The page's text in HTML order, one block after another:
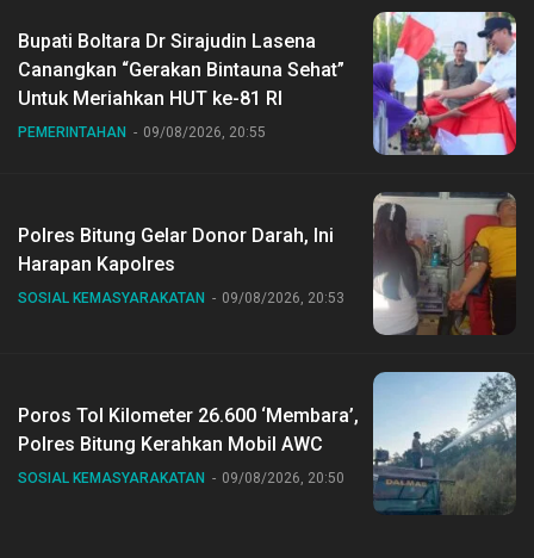
Bupati Boltara Dr Sirajudin Lasena
Canangkan “Gerakan Bintauna Sehat”
Untuk Meriahkan HUT ke-81 RI
PEMERINTAHAN 09/08/2026, 20:55
Polres Bitung Gelar Donor Darah, Ini
Harapan Kapolres
SOSIAL KEMASYARAKATAN 09/08/2026, 20:53
Poros Tol Kilometer 26.600 ‘Membara’,
Polres Bitung Kerahkan Mobil AWC
SOSIAL KEMASYARAKATAN 09/08/2026, 20:50